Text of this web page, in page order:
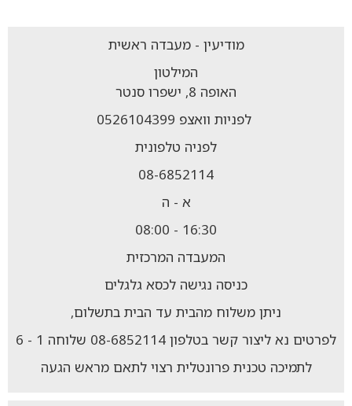
מודיעין - מעבדה ראשית
המילטון
האופה 8, ישפרו סנטר
לפניות וואצפ 0526104399
לפניה טלפונית
08-6852114
א - ה
16:30 - 08:00
המעבדה המרכזית
כניסה נגישה לכסא גלגלים
ניתן משלוח מהבית עד הבית בתשלום,
לפרטים נא ליצור קשר בטלפון 08-6852114 שלוחה 1 - 6
לתמיכה טכנית פרונטלית רצוי לתאם מראש הגעה